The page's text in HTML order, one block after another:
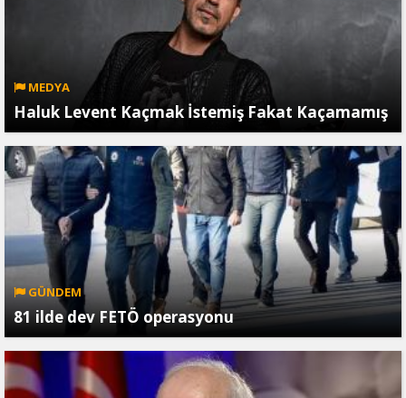
MEDYA
Haluk Levent Kaçmak İstemiş Fakat Kaçamamış
GÜNDEM
81 ilde dev FETÖ operasyonu